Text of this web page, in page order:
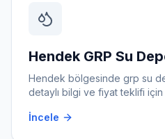
Hendek GRP Su
Hendek bölgesinde grp su
detaylı bilgi ve fiyat teklifi için
İncele